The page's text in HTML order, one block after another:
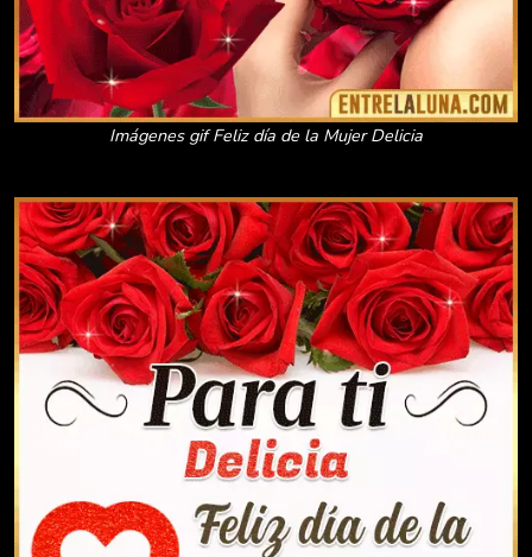
Imágenes gif Feliz día de la Mujer Delicia